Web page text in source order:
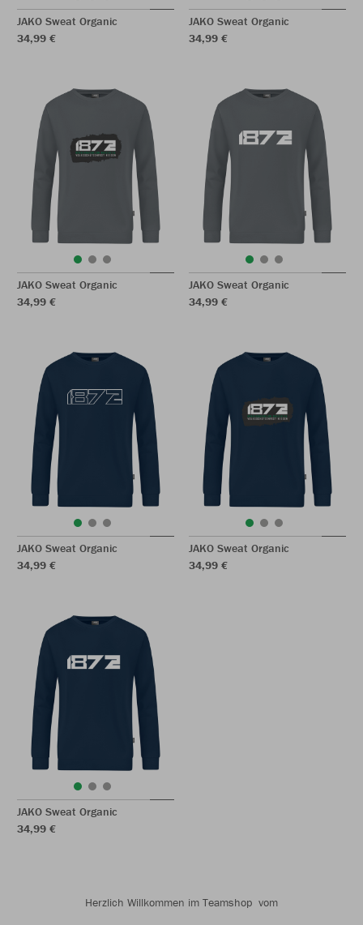
JAKO Sweat Organic
34,99 €
JAKO Sweat Organic
34,99 €
JAKO Sweat Organic
34,99 €
JAKO Sweat Organic
34,99 €
JAKO Sweat Organic
34,99 €
JAKO Sweat Organic
34,99 €
JAKO Sweat Organic
34,99 €
Herzlich Willkommen im Teamshop vom